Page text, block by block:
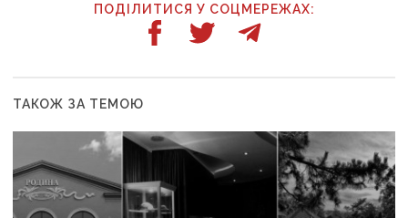
ПОДІЛИТИСЯ У СОЦМЕРЕЖАХ:
ТАКОЖ ЗА ТЕМОЮ